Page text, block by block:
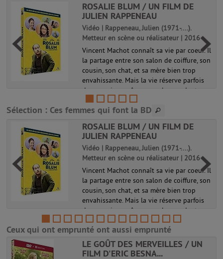
ROSALIE BLUM / UN FILM DE
JULIEN RAPPENEAU
Vidéo | Rappeneau, Julien (1971-....).
Metteur en scène ou réalisateur | 2016
Vincent Machot connaît sa vie par coeur. Il
la partage entre son salon de coiffure, son
cousin, son chat, et sa mère bien trop
envahissante. Mais la vie réserve parfois
des surprises, même aux plus prudents...
Un jour, il croise p...
Sélection : Ces femmes qui font la BD
ROSALIE BLUM / UN FILM DE
JULIEN RAPPENEAU
Vidéo | Rappeneau, Julien (1971-....).
Metteur en scène ou réalisateur | 2016
Vincent Machot connaît sa vie par coeur. Il
la partage entre son salon de coiffure, son
cousin, son chat, et sa mère bien trop
envahissante. Mais la vie réserve parfois
des surprises, même aux plus prudents...
Un jour, il croise p...
Ceux qui ont emprunté ont aussi emprunté
LE GOÛT DES MERVEILLES / UN
FILM D'ERIC BESNA...